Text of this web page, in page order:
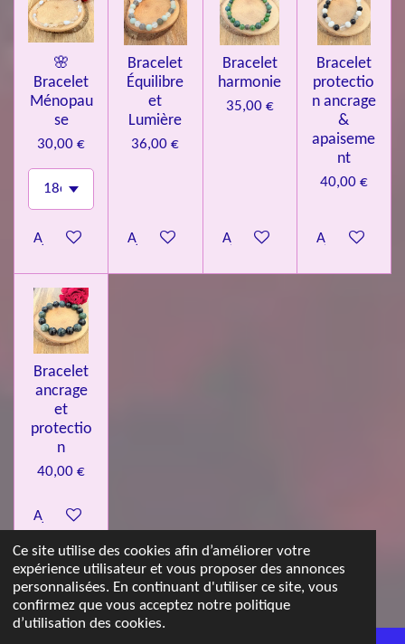
Ce site utilise des cookies afin d’améliorer votre
expérience utilisateur et vous proposer des annonces
personnalisées. En continuant d'utiliser ce site, vous
confirmez que vous acceptez notre politique
d’utilisation des cookies.
🌸
Bracelet
Ménopau
se
30,00 €
Ajouter au panier
Bracelet
Équilibre
et
Lumière
36,00 €
Ajouter au panier
Bracelet
harmonie
35,00 €
Ajouter au panier
Bracelet
protectio
n ancrage
&
apaiseme
nt
40,00 €
Ajouter au
Bracelet
ancrage
et
protectio
n
40,00 €
Ajouter au panier
© 2023 - 2026 Les jolies pierres d'Emma
Propulsé par Webador